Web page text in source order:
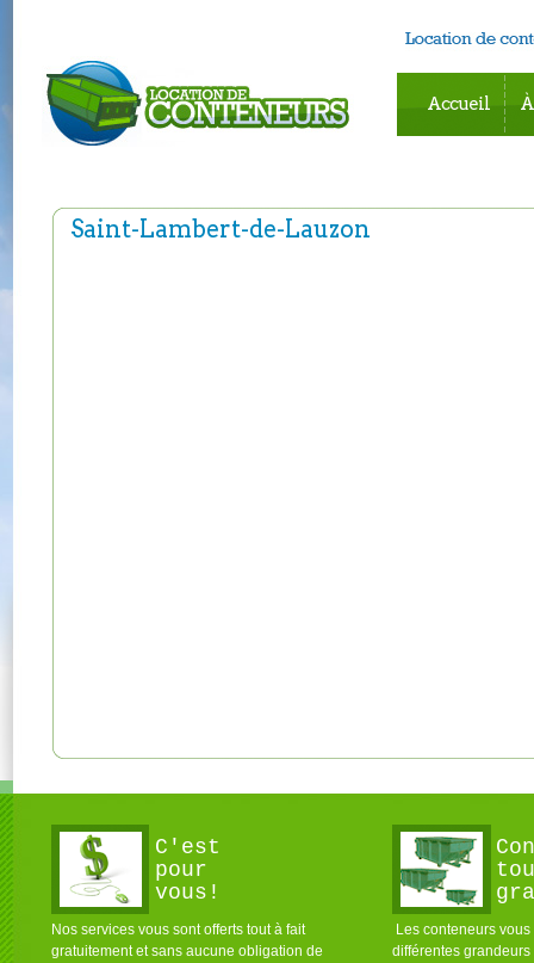
Accueil
Saint-Lambert-de-Lauzon
C'est
pour
vous!
Nos services vous sont offerts tout à fait
gratuitement et sans aucune obligation de
Les conteneurs
différentes grandeurs